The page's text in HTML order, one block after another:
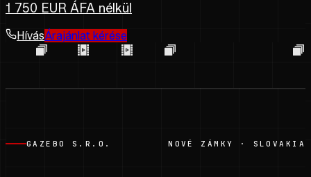
1 750 EUR ÁFA nélkül
HívásÁrajánlat kérése
GAZEBO S.R.O. NOVÉ ZÁMKY · SLOVAKIA